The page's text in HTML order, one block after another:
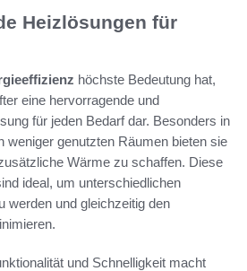
Heizlösungen für
höchste Bedeutung hat,
eine hervorragende und
für jeden Bedarf dar. Besonders in
weniger genutzten Räumen bieten sie
Wärme zu schaffen. Diese
ideal, um unterschiedlichen
werden und gleichzeitig den
und Schnelligkeit macht